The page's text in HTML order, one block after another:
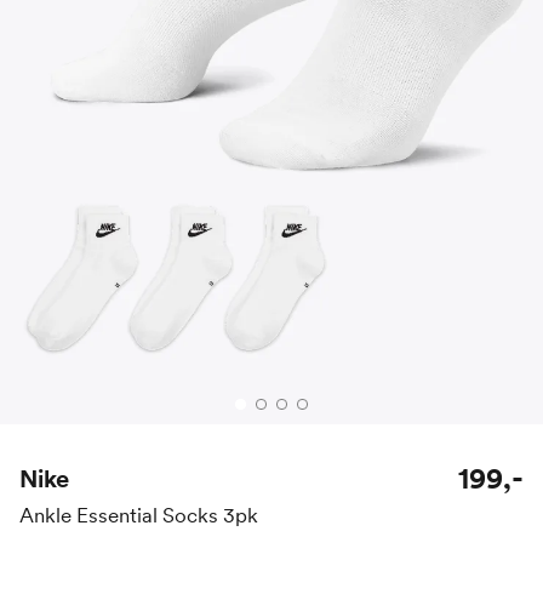
Nike
Ankle Essential Socks 3pk
199,-